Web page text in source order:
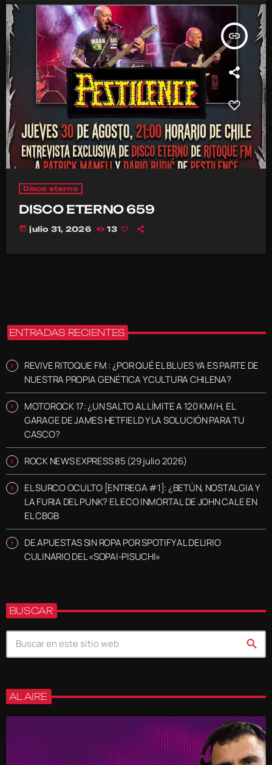
insert_link
Disco eterno
DISCO ETERNO 659
today julio 31, 2026 13
ENTRADAS RECIENTES
REVIVE RITOQUE FM : ¿POR QUÉ EL BLUES YA ES PARTE DE
NUESTRA PROPIA GENÉTICA Y CULTURA CHILENA?
MOTOROCK 17: ¿UN SALTO AL LÍMITE A 120 KM/H, EL
GARAGE DE JAMES HETFIELD Y LA SOLUCIÓN PARA TU
CASCO?
ROCK NEWS EXPRESS 85 (29 julio 2026)
EL SURCO OCULTO [ENTREGA #1]: ¿BETÚN, NOSTALGIA Y
LA FURIA DEL PUNK? EL ECO INMORTAL DE JOHN CALE EN
EL CBGB
DE APUESTAS SIN ROPA POR SPOTIFY AL DELIRIO
CULINARIO DEL «SOPAI-PISUCHI»
BUSCAR
search
AL AIRE